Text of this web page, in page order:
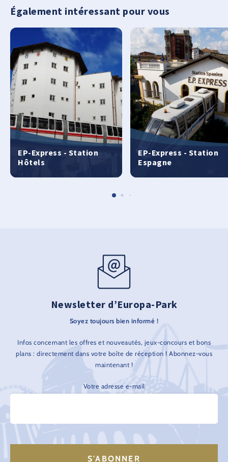
Également intéressant pour vous
EP-Express - Station
Hôtels
EP-Express - Station
Espagne
Newsletter d’Europa-Park
Soyez toujours bien informé !
Infos concernant les offres et nouveautés, jeux-concours et bons
plans : directement dans votre boîte de réception ! Abonnez-vous
maintenant !
Votre adresse e-mail